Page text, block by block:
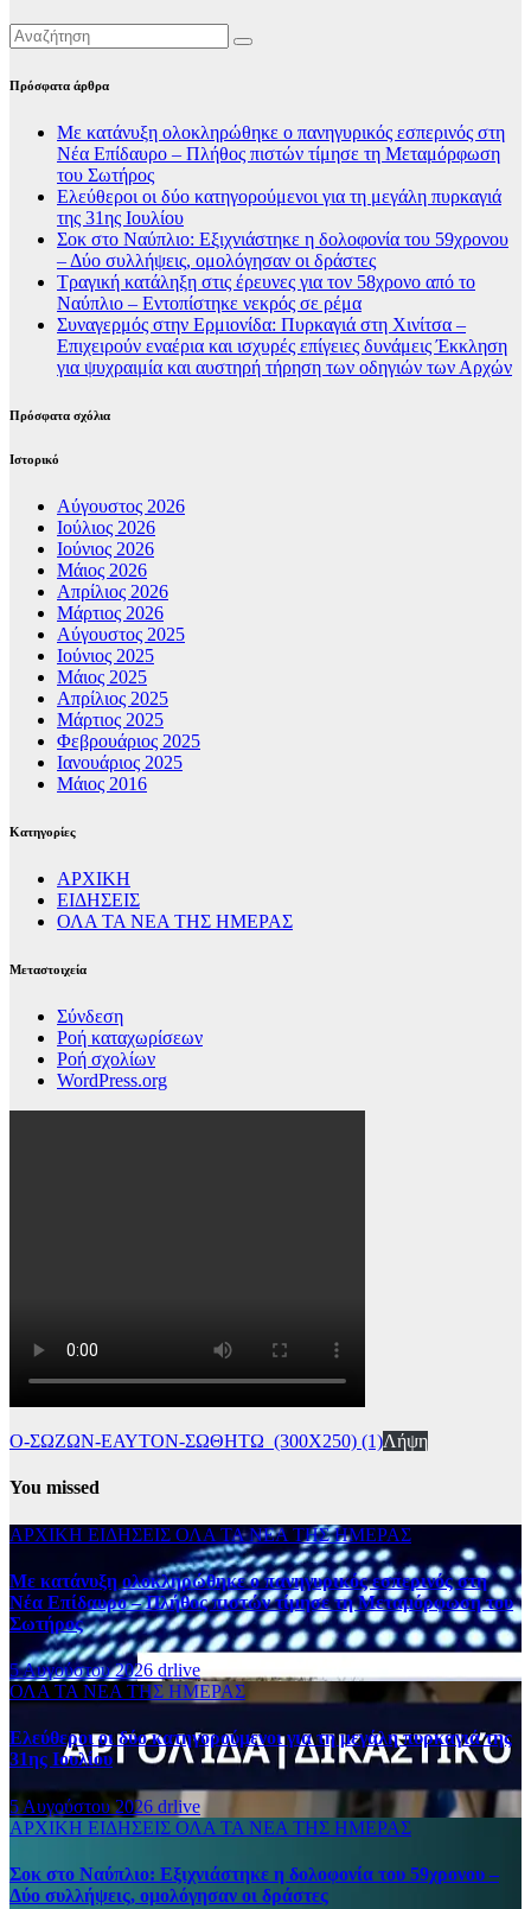
Πρόσφατα άρθρα
Με κατάνυξη ολοκληρώθηκε ο πανηγυρικός εσπερινός στη
Νέα Επίδαυρο – Πλήθος πιστών τίμησε τη Μεταμόρφωση
του Σωτήρος
Ελεύθεροι οι δύο κατηγορούμενοι για τη μεγάλη πυρκαγιά
της 31ης Ιουλίου
Σοκ στο Ναύπλιο: Εξιχνιάστηκε η δολοφονία του 59χρονου
– Δύο συλλήψεις, ομολόγησαν οι δράστες
Τραγική κατάληξη στις έρευνες για τον 58χρονο από το
Ναύπλιο – Εντοπίστηκε νεκρός σε ρέμα
Συναγερμός στην Ερμιονίδα: Πυρκαγιά στη Χινίτσα –
Επιχειρούν εναέρια και ισχυρές επίγειες δυνάμεις Έκκληση
για ψυχραιμία και αυστηρή τήρηση των οδηγιών των Αρχών
Πρόσφατα σχόλια
Ιστορικό
Αύγουστος 2026
Ιούλιος 2026
Ιούνιος 2026
Μάιος 2026
Απρίλιος 2026
Μάρτιος 2026
Αύγουστος 2025
Ιούνιος 2025
Μάιος 2025
Απρίλιος 2025
Μάρτιος 2025
Φεβρουάριος 2025
Ιανουάριος 2025
Μάιος 2016
Kατηγορίες
ΑΡΧΙΚΗ
ΕΙΔΗΣΕΙΣ
ΟΛΑ ΤΑ ΝΕΑ ΤΗΣ ΗΜΕΡΑΣ
Μεταστοιχεία
Σύνδεση
Ροή καταχωρίσεων
Ροή σχολίων
WordPress.org
Ο-ΣΩΖΩΝ-ΕΑΥΤΟΝ-ΣΩΘΗΤΩ_(300Χ250) (1)Λήψη
You missed
ΑΡΧΙΚΗ ΕΙΔΗΣΕΙΣ ΟΛΑ ΤΑ ΝΕΑ ΤΗΣ ΗΜΕΡΑΣ
Με κατάνυξη ολοκληρώθηκε ο πανηγυρικός εσπερινός στη
Νέα Επίδαυρο – Πλήθος πιστών τίμησε τη Μεταμόρφωση του
Σωτήρος
5 Αυγούστου 2026 drlive
ΟΛΑ ΤΑ ΝΕΑ ΤΗΣ ΗΜΕΡΑΣ
Ελεύθεροι οι δύο κατηγορούμενοι για τη μεγάλη πυρκαγιά της
31ης Ιουλίου
5 Αυγούστου 2026 drlive
ΑΡΧΙΚΗ ΕΙΔΗΣΕΙΣ ΟΛΑ ΤΑ ΝΕΑ ΤΗΣ ΗΜΕΡΑΣ
Σοκ στο Ναύπλιο: Εξιχνιάστηκε η δολοφονία του 59χρονου –
Δύο συλλήψεις, ομολόγησαν οι δράστες